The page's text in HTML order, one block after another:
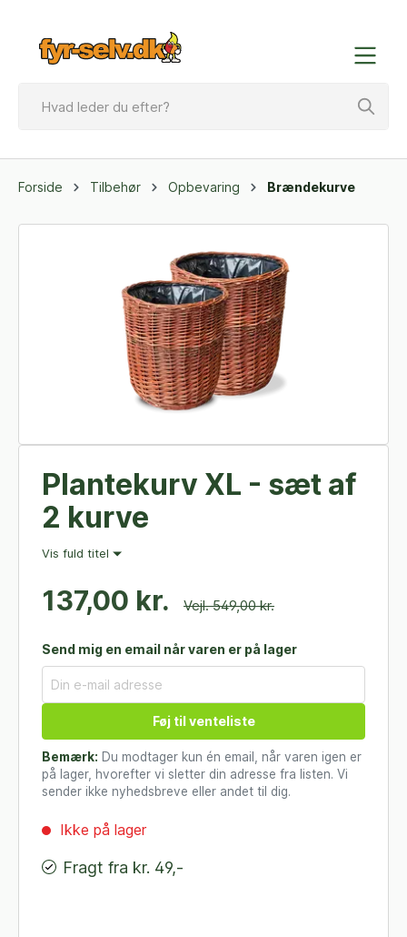
Forside Tilbehør Opbevaring Brændekurve
Plantekurv XL - sæt af
2 kurve
Vis fuld titel
137,00 kr. Vejl. 549,00 kr.
Send mig en email når varen er på lager
Føj til venteliste
Bemærk: Du modtager kun én email, når varen igen er
på lager, hvorefter vi sletter din adresse fra listen. Vi
sender ikke nyhedsbreve eller andet til dig.
Ikke på lager
Fragt fra kr. 49,-